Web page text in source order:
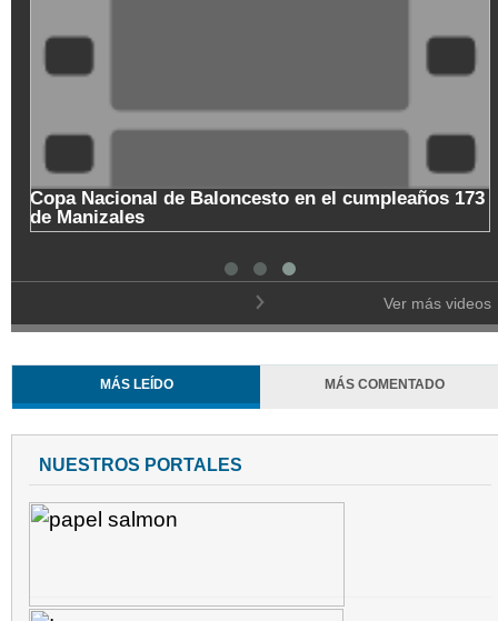
Copa Nacional de Baloncesto en el cumpleaños 173
de Manizales
Ver más videos
MÁS LEÍDO MÁS COMENTADO
NUESTROS PORTALES